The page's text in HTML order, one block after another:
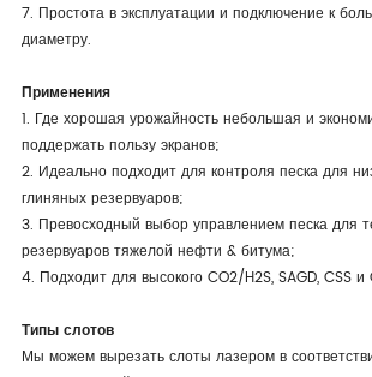
7. Простота в эксплуатации и подключение к
диаметру.
Применения
1. Где хорошая урожайность небольшая и
поддержать пользу экранов;
2. Идеально подходит для контроля песка для
глиняных резервуаров;
3. Превосходный выбор управлением песка для
резервуаров тяжелой нефти & битума;
4. Подходит для высокого CO2/H2S, SAGD, CSS и
Типы слотов
Мы можем вырезать слоты лазером в